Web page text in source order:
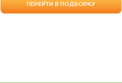
ПЕРЕЙТИ В ПОДБОРКУ